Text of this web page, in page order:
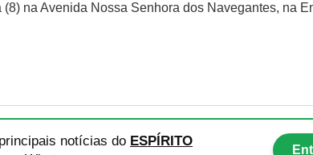
na Avenida Nossa Senhora dos Navegantes, na
notícias do ESPÍRITO